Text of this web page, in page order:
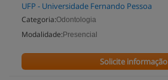
UFP - Universidade Fernando Pessoa
Categoria:Odontologia
Modalidade: Presencial
Solicite informação